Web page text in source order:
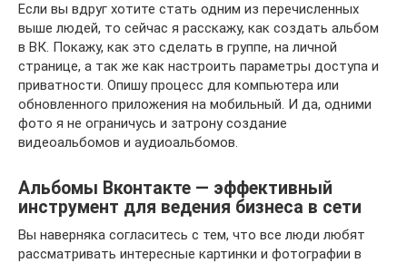
Если вы вдруг хотите стать одним из перечисленных
выше людей, то сейчас я расскажу, как создать альбом
в ВК. Покажу, как это сделать в группе, на личной
странице, а так же как настроить параметры доступа и
приватности. Опишу процесс для компьютера или
обновленного приложения на мобильный. И да, одними
фото я не ограничусь и затрону создание
видеоальбомов и аудиоальбомов.
Альбомы Вконтакте — эффективный
инструмент для ведения бизнеса в сети
Вы наверняка согласитесь с тем, что все люди любят
рассматривать интересные картинки и фотографии в